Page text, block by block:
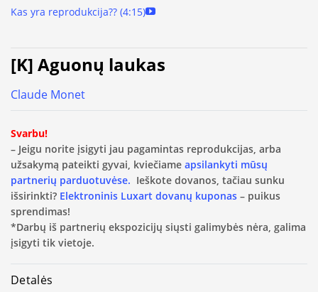
Kas yra reprodukcija?? (4:15)
[K] Aguonų laukas
Claude Monet
Svarbu!
– Jeigu norite įsigyti jau pagamintas reprodukcijas, arba
užsakymą pateikti gyvai, kviečiame apsilankyti mūsų
partnerių parduotuvėse. Ieškote dovanos, tačiau sunku
išsirinkti? Elektroninis Luxart dovanų kuponas – puikus
sprendimas!
*Darbų iš partnerių ekspozicijų siųsti galimybės nėra, galima
įsigyti tik vietoje.
Detalės